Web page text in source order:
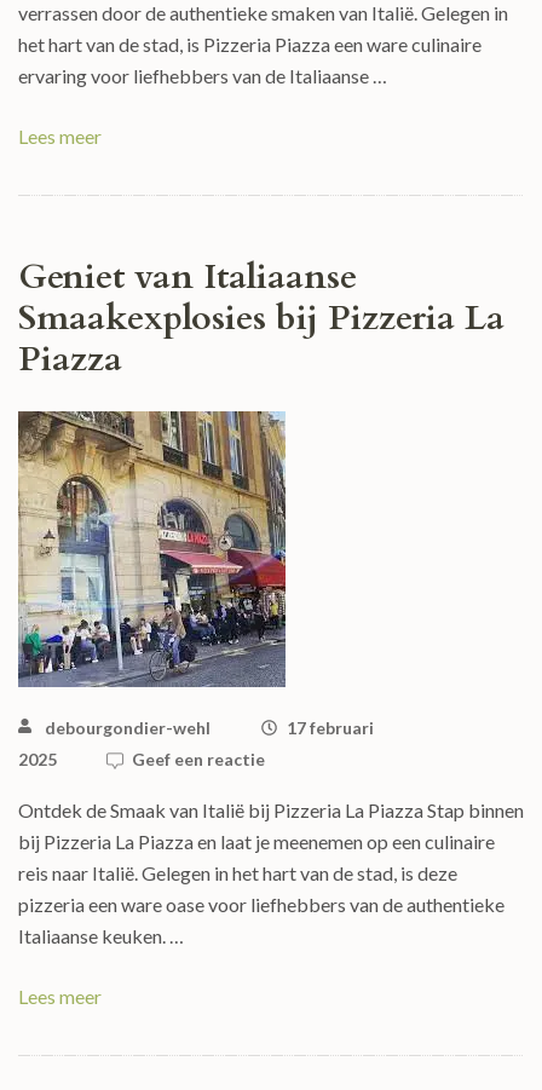
verrassen door de authentieke smaken van Italië. Gelegen in
het hart van de stad, is Pizzeria Piazza een ware culinaire
ervaring voor liefhebbers van de Italiaanse …
Lees meer
Geniet van Italiaanse
Smaakexplosies bij Pizzeria La
Piazza
debourgondier-wehl
17 februari
2025
Geef een reactie
Ontdek de Smaak van Italië bij Pizzeria La Piazza Stap binnen
bij Pizzeria La Piazza en laat je meenemen op een culinaire
reis naar Italië. Gelegen in het hart van de stad, is deze
pizzeria een ware oase voor liefhebbers van de authentieke
Italiaanse keuken. …
Lees meer